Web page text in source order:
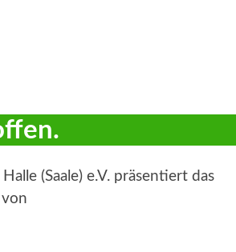
(Saale) e.V. präsentiert das